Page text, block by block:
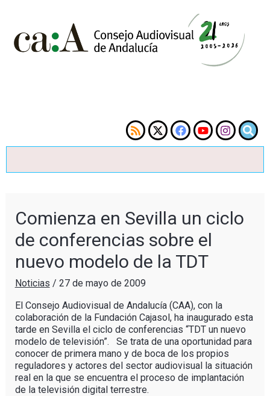
Comienza en Sevilla un ciclo
de conferencias sobre el
nuevo modelo de la TDT
Noticias / 27 de mayo de 2009
El Consejo Audiovisual de Andalucía (CAA), con la
colaboración de la Fundación Cajasol, ha inaugurado esta
tarde en Sevilla el ciclo de conferencias “TDT un nuevo
modelo de televisión”. Se trata de una oportunidad para
conocer de primera mano y de boca de los propios
reguladores y actores del sector audiovisual la situación
real en la que se encuentra el proceso de implantación
de la televisión digital terrestre.